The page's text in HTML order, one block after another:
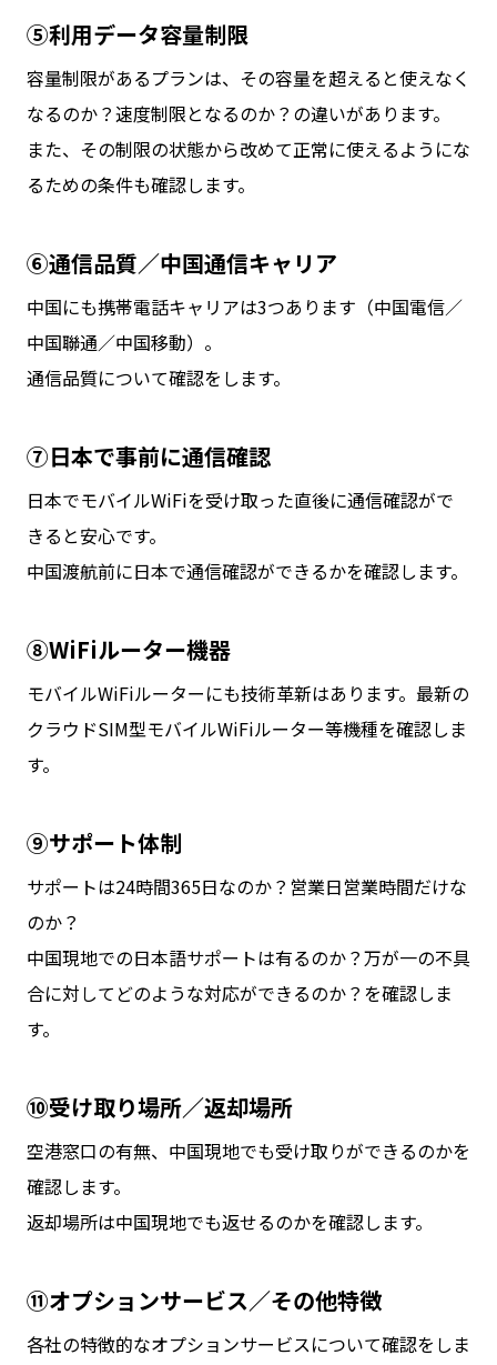
⑤利用データ容量制限
容量制限があるプランは、その容量を超えると使えなく
なるのか？速度制限となるのか？の違いがあります。
また、その制限の状態から改めて正常に使えるようにな
るための条件も確認します。
⑥通信品質／中国通信キャリア
中国にも携帯電話キャリアは3つあります（中国電信／
中国聯通／中国移動）。
通信品質について確認をします。
⑦日本で事前に通信確認
日本でモバイルWiFiを受け取った直後に通信確認がで
きると安心です。
中国渡航前に日本で通信確認ができるかを確認します。
⑧WiFiルーター機器
モバイルWiFiルーターにも技術革新はあります。最新の
クラウドSIM型モバイルWiFiルーター等機種を確認しま
す。
⑨サポート体制
サポートは24時間365日なのか？営業日営業時間だけな
のか？
中国現地での日本語サポートは有るのか？万が一の不具
合に対してどのような対応ができるのか？を確認しま
す。
⑩受け取り場所／返却場所
空港窓口の有無、中国現地でも受け取りができるのかを
確認します。
返却場所は中国現地でも返せるのかを確認します。
⑪オプションサービス／その他特徴
各社の特徴的なオプションサービスについて確認をしま